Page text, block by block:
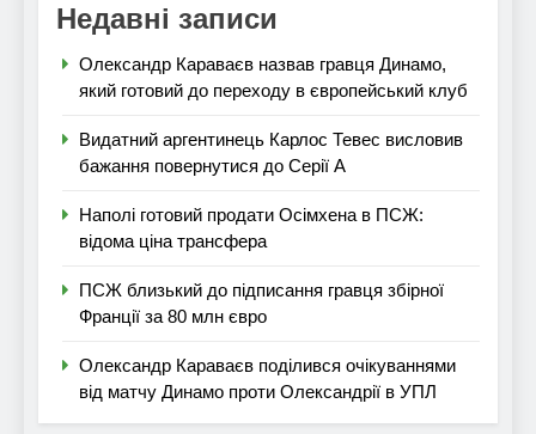
Недавні записи
Олександр Караваєв назвав гравця Динамо,
який готовий до переходу в європейський клуб
Видатний аргентинець Карлос Тевес висловив
бажання повернутися до Серії А
Наполі готовий продати Осімхена в ПСЖ:
відома ціна трансфера
ПСЖ близький до підписання гравця збірної
Франції за 80 млн євро
Олександр Караваєв поділився очікуваннями
від матчу Динамо проти Олександрії в УПЛ